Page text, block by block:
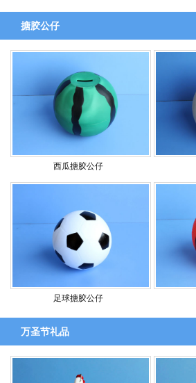
搪胶公仔
西瓜搪胶公仔
足球搪胶公仔
万圣节礼品